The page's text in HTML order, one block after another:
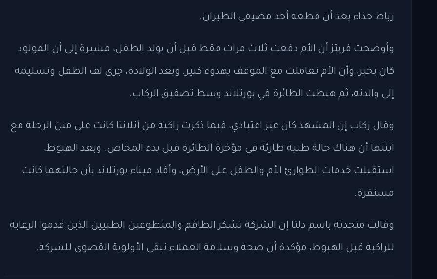
رباط حذاء بعد أن قطعه أحد مضيفي الطيران.
وأوضحت فريتز أن الأم دفعت ثلاث مرات فقط قبل أن يولد الطفل، مشيرة إلى أن المولود
كان بخير، وأن الأم تعاملت مع الموقف بهدوء كبير. وبعد الولادة، جرى لف الطفل وتسليمه
إلى والدته، ثم هبطت الطائرة في بورتلاند وسط تصفيق الركاب.
وقال ركاب إن المشهد كان غير اعتيادي، فيما ذكرت راكبة من أتلانتا كانت على متن الرحلة مع
ابنتها أن هناك حالة طبية طارئة في مؤخرة الطائرة قبل بدء المخاض. وبعد الهبوط،
استقبلت خدمات الطوارئ الأم والطفل على الأرض، وأفاد ميناء بورتلاند بأن حالتهما كانت
مستقرة.
وقالت متحدثة باسم دلتا إن الشركة تشكر الطاقم والمتطوعين الطبيين الذين قدموا الرعاية
للراكبة قبل الهبوط، مؤكدة أن صحة وسلامة العملاء تبقى الأولوية القصوى للشركة.